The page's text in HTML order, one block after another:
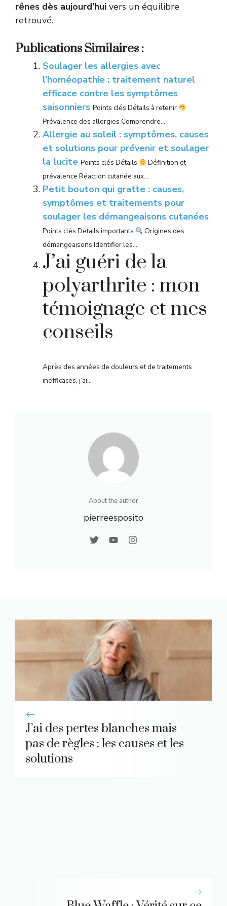
rênes dès aujourd’hui vers un équilibre
retrouvé.
Publications Similaires :
Soulager les allergies avec
l’homéopathie : traitement naturel
efficace contre les symptômes
saisonniers Points clés Détails à retenir
Prévalence des allergies Comprendre...
Allergie au soleil : symptômes, causes
et solutions pour prévenir et soulager
la lucite Points clés Détails
Définition et
prévalence Réaction cutanée aux...
Petit bouton qui gratte : causes,
symptômes et traitements pour
soulager les démangeaisons cutanées
Points clés Détails importants
Origines des
démangeaisons Identifier les...
J’ai guéri de la
polyarthrite : mon
témoignage et mes
conseils
Après des années de douleurs et de traitements
inefficaces, j’ai...
About the author
pierreesposito
J’ai des pertes blanches mais
pas de règles : les causes et les
solutions